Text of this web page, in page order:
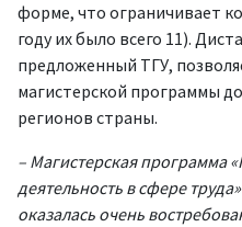
форме, что ограничивает
году их было всего 11).
предложенный ТГУ,
магистерской программы
регионов страны.
– Магистерская программа
деятельность в сфере
оказалась очень